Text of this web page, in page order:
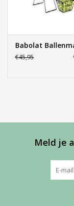
Accessoires
Sponsoring
Padel
Babolat
€45,95
Meld je